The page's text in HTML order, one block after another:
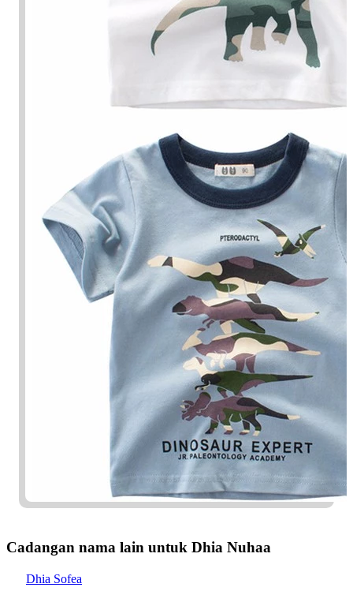
Cadangan nama lain untuk Dhia Nuhaa
Dhia Sofea